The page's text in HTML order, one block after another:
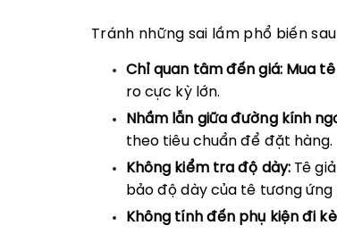
Tránh những sai lầm phổ biến
Chỉ quan tâm đến giá: Mua
ro cực kỳ lớn.
Nhầm lẫn giữa đường kính
theo tiêu chuẩn để đặt hàng.
Không kiểm tra độ dày: Tê
bảo độ dày của tê tương
Không tính đến phụ kiện đi